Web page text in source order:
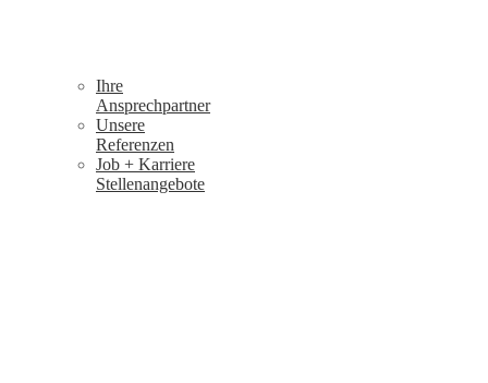
Ihre
Ansprechpartner
Unsere
Referenzen
Job + Karriere
Stellenangebote